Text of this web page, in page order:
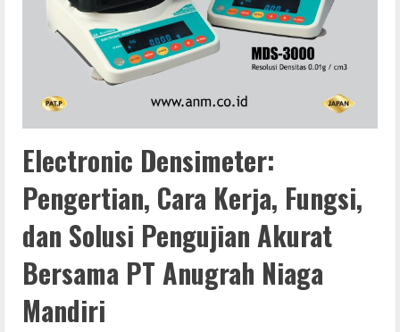
Electronic Densimeter:
Pengertian, Cara Kerja, Fungsi,
dan Solusi Pengujian Akurat
Bersama PT Anugrah Niaga
Mandiri